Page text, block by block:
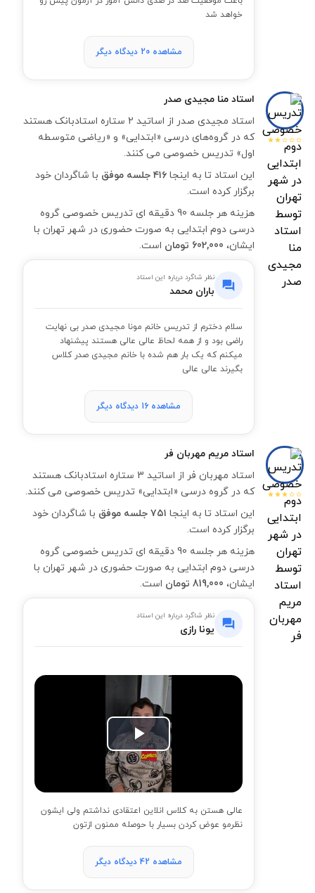
خواهد شد
مشاهده 20 دیدگاه دیگر
استاد منا مجیدی صدر
استاد مجیدی صدر از اساتید 2 ستاره استادبانک هستند
که در گروه‌های درسی «ابتدایی» و «ریاضی متوسطه
اول» تدریس خصوصی می کنند.
این استاد تا به اینجا ۴۱۶ جلسه موفق
با شاگردان خود
برگزار کرده است.
هزینه هر جلسه 90 دقیقه ای تدریس خصوصی گروه
درسی دوم ابتدایی به صورت حضوری در شهر تهران با
ایشان، 602,000 تومان است.
نظر شاگرد درباره این استاد
باران محمد
سلام دخترم از تدریس خانم مونا مجیدی صدر بی نهایت
راضی بود و از همه لحاظ عالی عالی هستند پیشنهاد
میکنم که یک بار هم شده با خانم مجیدی صدر کلاس
بگیرند عالی عالی
مشاهده 16 دیدگاه دیگر
استاد مریم مهربان فر
استاد مهربان فر از اساتید 3 ستاره استادبانک هستند
که در گروه درسی «ابتدایی» تدریس خصوصی می کنند.
این استاد تا به اینجا ۷۵۱ جلسه موفق
با شاگردان خود
برگزار کرده است.
هزینه هر جلسه 90 دقیقه ای تدریس خصوصی گروه
درسی دوم ابتدایی به صورت حضوری در شهر تهران با
ایشان، 819,000 تومان است.
نظر شاگرد درباره این استاد
یونا رازی
Play
Video
عالی هستن به کلاس انلاین اعتقادی نداشتم ولی ایشون
نظرمو عوض کردن بسیار با حوصله ممنون ازتون
مشاهده 42 دیدگاه دیگر